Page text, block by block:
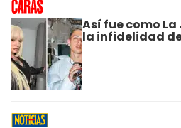
Así fue como
la infidelidad de